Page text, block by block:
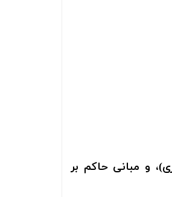
و مبانی حاکم بر